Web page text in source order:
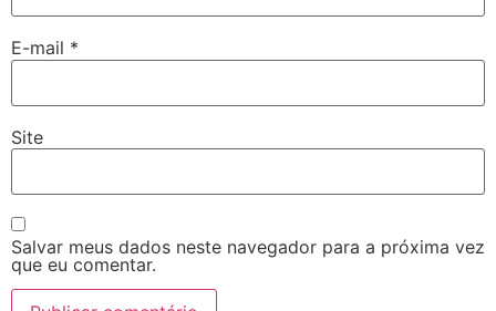
E-mail *
Site
Salvar meus dados neste navegador para a próxima vez
que eu comentar.